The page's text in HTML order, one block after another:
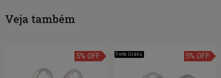
Veja também
5% OFF Frete Grátis 5% OFF